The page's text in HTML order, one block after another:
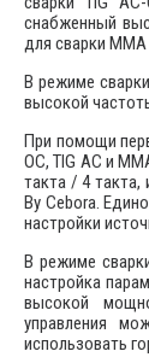
снабженный
для сварки
В режиме
высокой
При помощи
ОС, TIG АС и
такта / 4
By Cebora.
настройки
В режиме
настройка
высокой
управления
использовать